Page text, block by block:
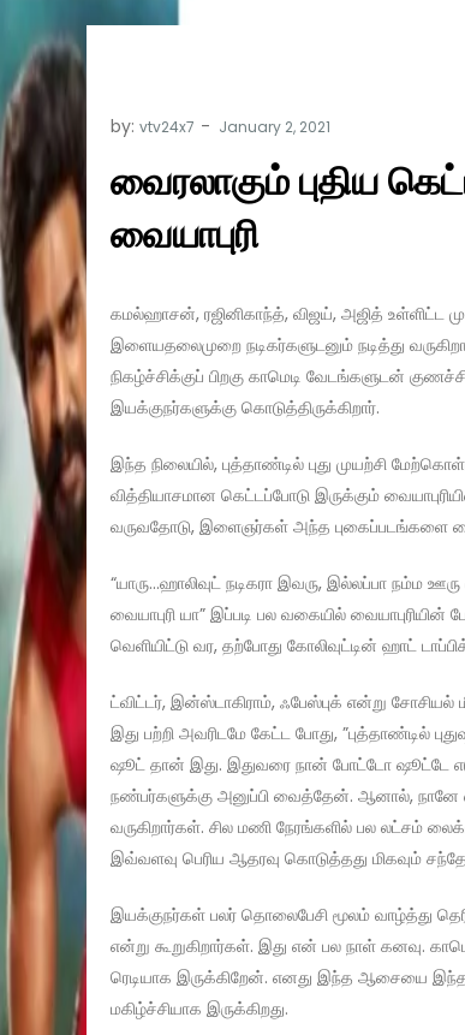
by: vtv24x7
வைரலாகும் புதிய
வையாபுரி
கமல்ஹாசன், ரஜினிகாந்த், விஜய், அஜித் உள்ளிட்ட
இளையதலைமுறை நடிகர்களுடனும் நடித்து
நிகழ்ச்சிக்குப் பிறகு காமெடி வேடங்களுடன்
இயக்குநர்களுக்கு கொடுத்திருக்கிறார்.
இந்த நிலையில், புத்தாண்டில் புது முயற்சி
வித்தியாசமான கெட்டப்போடு இருக்கும்
வருவதோடு, இளைஞர்கள் அந்த புகைப்படங்களை
“யாரு…ஹாலிவுட் நடிகரா இவரு, இல்லப்பா நம்ம
வையாபுரி யா” இப்படி பல வகையில்
வெளியிட்டு வர, தற்போது கோலிவுட்டின் ஹாட்
ட்விட்டர், இன்ஸ்டாகிராம், ஃபேஸ்புக் என்று
இது பற்றி அவரிடமே கேட்ட போது, ”புத்தாண்டில்
ஷூட் தான் இது. இதுவரை நான் போட்டோ ஷூட்டே
நண்பர்களுக்கு அனுப்பி வைத்தேன். ஆனால், நானே
வருகிறார்கள். சில மணி நேரங்களில் பல லட்சம்
இவ்வளவு பெரிய ஆதரவு கொடுத்தது மிகவும்
இயக்குநர்கள் பலர் தொலைபேசி மூலம் வாழ்த்து
என்று கூறுகிறார்கள். இது என் பல நாள் கனவு.
ரெடியாக இருக்கிறேன். எனது இந்த ஆசையை இந்த
மகிழ்ச்சியாக இருக்கிறது.